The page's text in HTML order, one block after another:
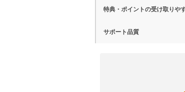
特典・ポイントの受け取りや
サポート品質